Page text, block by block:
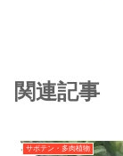
関連記事
サボテン・多肉植物